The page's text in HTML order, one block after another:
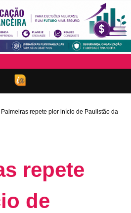
Palmeiras repete pior início de Paulistão da
repete
de